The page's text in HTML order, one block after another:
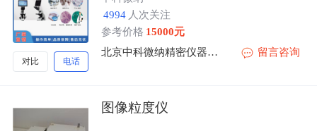
对比 电话
4994 人次关注
参考价格 15000元
北京中科微纳精密仪器有限公司
留言咨询
图像粒度仪